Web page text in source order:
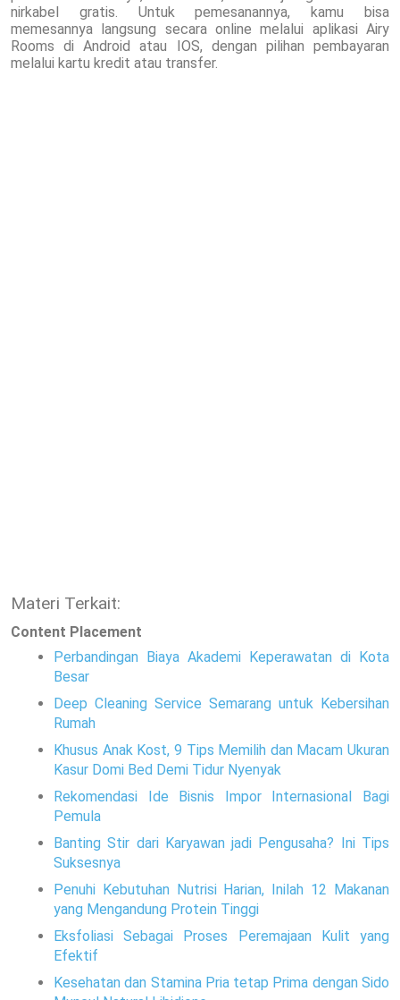
nirkabel gratis. Untuk pemesanannya, kamu bisa
memesannya langsung secara online melalui aplikasi Airy
Rooms di Android atau IOS, dengan pilihan pembayaran
melalui kartu kredit atau transfer.
Materi Terkait:
Content Placement
Perbandingan Biaya Akademi Keperawatan di Kota
Besar
Deep Cleaning Service Semarang untuk Kebersihan
Rumah
Khusus Anak Kost, 9 Tips Memilih dan Macam Ukuran
Kasur Domi Bed Demi Tidur Nyenyak
Rekomendasi Ide Bisnis Impor Internasional Bagi
Pemula
Banting Stir dari Karyawan jadi Pengusaha? Ini Tips
Suksesnya
Penuhi Kebutuhan Nutrisi Harian, Inilah 12 Makanan
yang Mengandung Protein Tinggi
Eksfoliasi Sebagai Proses Peremajaan Kulit yang
Efektif
Kesehatan dan Stamina Pria tetap Prima dengan Sido